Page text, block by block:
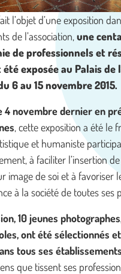
l’objet d’une exposition
de l’association, une
de professionnels et
exposée au Palais de
6 au 15 novembre 2015.
4 novembre dernier en
, cette exposition a été le
et humaniste
à faciliter l’insertion
image de soi et à favoriser
à la société de toutes ses
10 jeunes
ont été sélectionnés
tous ses établissements
que tissent ses